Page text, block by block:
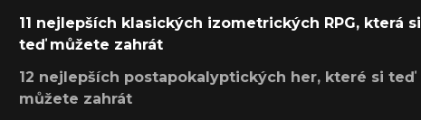
11 nejlepších klasických izometrických RPG, která si
teď můžete zahrát
12 nejlepších postapokalyptických her, které si teď
můžete zahrát